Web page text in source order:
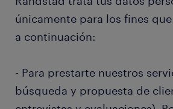
únicamente para los fines
a continuación:
- Para prestarte nuestros
búsqueda y propuesta de